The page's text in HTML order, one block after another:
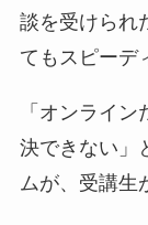
談を受けられ
てもスピーデ
「オンライ
決できない」
ムが、受講生